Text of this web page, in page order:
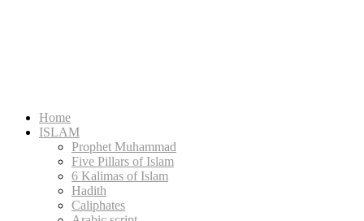
Home
ISLAM
Prophet Muhammad
Five Pillars of Islam
6 Kalimas of Islam
Hadith
Caliphates